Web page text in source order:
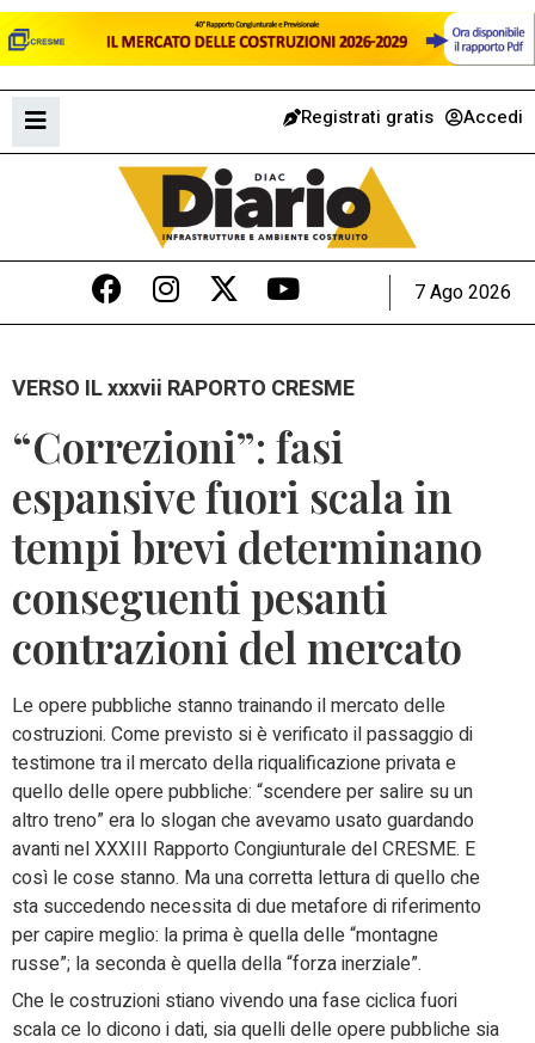
Registrati gratis Accedi
7 Ago 2026
VERSO IL xxxvii RAPORTO CRESME
“Correzioni”: fasi
espansive fuori scala in
tempi brevi determinano
conseguenti pesanti
contrazioni del mercato
Le opere pubbliche stanno trainando il mercato delle
costruzioni. Come previsto si è verificato il passaggio di
testimone tra il mercato della riqualificazione privata e
quello delle opere pubbliche: “scendere per salire su un
altro treno” era lo slogan che avevamo usato guardando
avanti nel XXXIII Rapporto Congiunturale del CRESME. E
così le cose stanno. Ma una corretta lettura di quello che
sta succedendo necessita di due metafore di riferimento
per capire meglio: la prima è quella delle “montagne
russe”; la seconda è quella della “forza inerziale”.
Che le costruzioni stiano vivendo una fase ciclica fuori
scala ce lo dicono i dati, sia quelli delle opere pubbliche sia